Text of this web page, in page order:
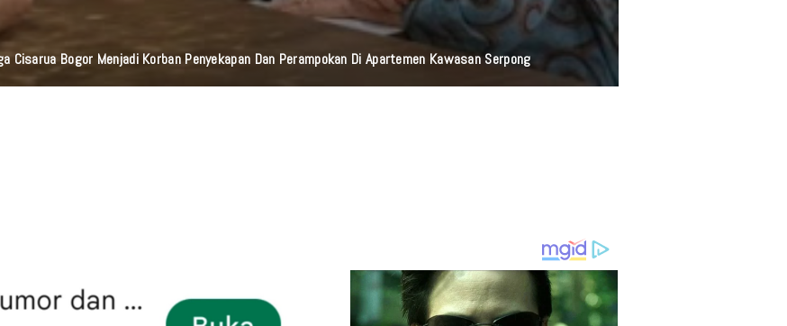
Cisarua Bogor Menjadi Korban Penyekapan Dan Perampokan Di Apartemen Kawasan Serpong